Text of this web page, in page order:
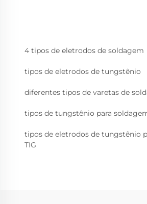
4 tipos de eletrodos de soldagem
tipos de eletrodos de tungstênio
diferentes tipos de varetas de
tipos de tungstênio para
tipos de eletrodos de tungstênio
TIG